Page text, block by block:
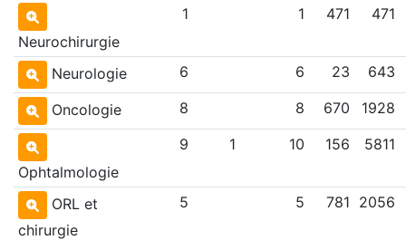
Neurochirurgie
1 1 471 471
Neurologie 6 6 23 643
Oncologie 8 8 670 1928
Ophtalmologie
9 1 10 156 5811
ORL et
chirurgie
5 5 781 2056